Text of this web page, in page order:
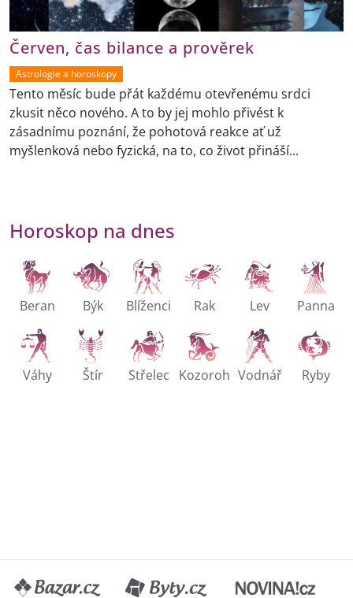
Červen, čas bilance a prověrek
Astrologie a horoskopy
Tento měsíc bude přát každému otevřenému srdci
zkusit něco nového. A to by jej mohlo přivést k
zásadnímu poznání, že pohotová reakce ať už
myšlenková nebo fyzická, na to, co život přináší...
Horoskop na dnes
Beran Býk Blíženci Rak Lev Panna
Váhy Štír Střelec Kozoroh Vodnář Ryby